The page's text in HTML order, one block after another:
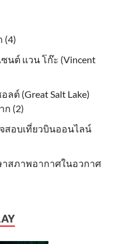
(4)
นต์ แวน โก๊ะ (Vincent
ต์ (Great Salt Lake)
ก (2)
สอบเที่ยวบินออนไลน์
สภาพอากาศในอวกาศ